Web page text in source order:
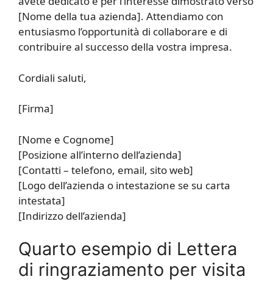
[Nome della tua azienda]. Attendiamo con
entusiasmo l’opportunità di collaborare e di
contribuire al successo della vostra impresa.
Cordiali saluti,
[Firma]
[Nome e Cognome]
[Posizione all’interno dell’azienda]
[Contatti – telefono, email, sito web]
[Logo dell’azienda o intestazione se su carta
intestata]
[Indirizzo dell’azienda]
Quarto esempio di Lettera
di ringraziamento per visita